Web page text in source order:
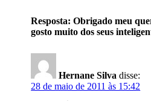
Resposta: Obrigado meu
gosto muito dos seus
Hernane Silva disse:
28 de maio de 2011 às 15:42